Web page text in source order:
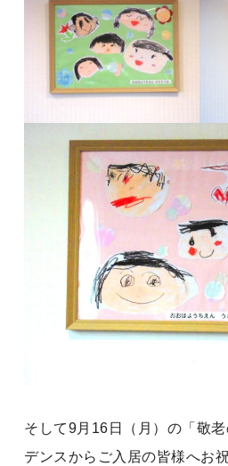
そして9月16日（月）の「敬
デンスからご入居の皆様へお